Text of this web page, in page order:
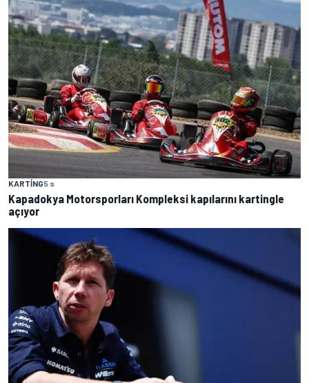
KARTING5 s
Kapadokya Motorsporları Kompleksi kapılarını kartingle
açıyor